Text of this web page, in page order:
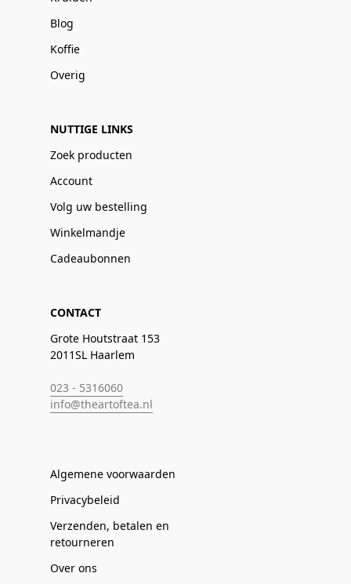
Blog
Koffie
Overig
NUTTIGE LINKS
Zoek producten
Account
Volg uw bestelling
Winkelmandje
Cadeaubonnen
CONTACT
Grote Houtstraat 153
2011SL Haarlem
023 - 5316060
info@theartoftea.nl
Algemene voorwaarden
Privacybeleid
Verzenden, betalen en
retourneren
Over ons